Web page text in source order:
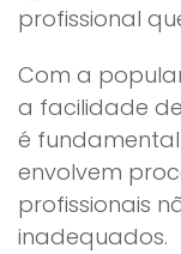
profissional
Com a
a facilidade
é
envolvem
profissionais
inadequados.